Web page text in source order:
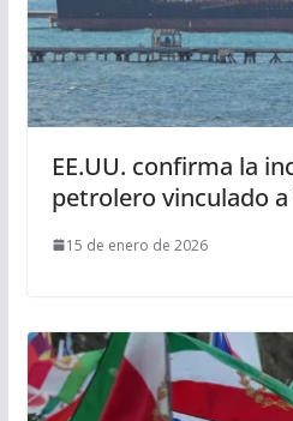
EE.UU. confirma la
petrolero vinculado a
15 de enero de 2026